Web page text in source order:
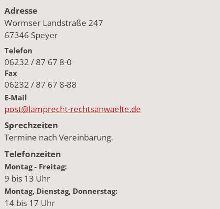
Adresse
Wormser Landstraße 247
67346 Speyer
Telefon
06232 / 87 67 8-0
Fax
06232 / 87 67 8-88
E-Mail
post@lamprecht-rechtsanwaelte.de
Sprechzeiten
Termine nach Vereinbarung.
Telefonzeiten
Montag - Freitag:
9 bis 13 Uhr
Montag, Dienstag, Donnerstag:
14 bis 17 Uhr